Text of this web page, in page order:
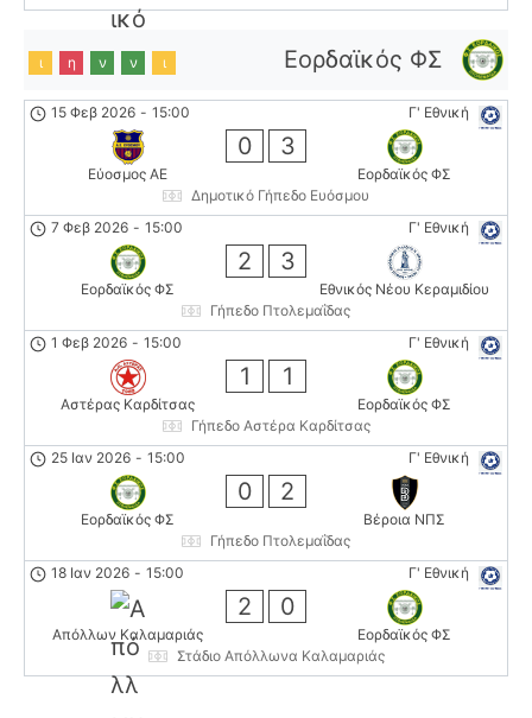
Εορδαϊκός ΦΣ
ι η ν ν ι
Γ' Εθνική
15 Φεβ 2026 - 15:00
Εύοσμος ΑΕ
0 3
Εορδαϊκός ΦΣ
Δημοτικό Γήπεδο Ευόσμου
Γ' Εθνική
7 Φεβ 2026 - 15:00
Εορδαϊκός ΦΣ
2 3
Εθνικός Νέου Κεραμιδίου
Γήπεδο Πτολεμαΐδας
Γ' Εθνική
1 Φεβ 2026 - 15:00
Αστέρας Καρδίτσας
1 1
Εορδαϊκός ΦΣ
Γήπεδο Αστέρα Καρδίτσας
Γ' Εθνική
25 Ιαν 2026 - 15:00
Εορδαϊκός ΦΣ
0 2
Βέροια ΝΠΣ
Γήπεδο Πτολεμαΐδας
Γ' Εθνική
18 Ιαν 2026 - 15:00
Απόλλων Καλαμαριάς
2 0
Εορδαϊκός ΦΣ
Στάδιο Απόλλωνα Καλαμαριάς